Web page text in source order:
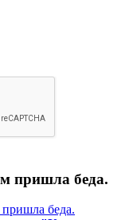
пришла беда.
беда.